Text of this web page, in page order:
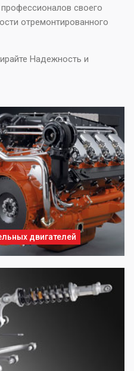
своего
отремонтированного
Надежность и
двигателей